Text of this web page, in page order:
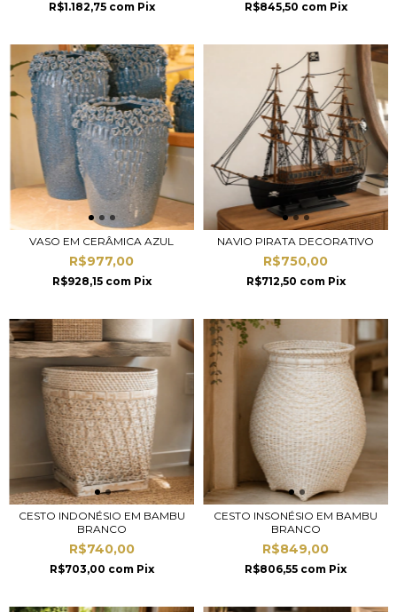
R$1.182,75 com Pix R$845,50 com Pix
VASO EM CERÂMICA AZUL
R$977,00
R$928,15 com Pix
NAVIO PIRATA DECORATIVO
R$750,00
R$712,50 com Pix
CESTO INDONÉSIO EM BAMBU
BRANCO
R$740,00
R$703,00 com Pix
CESTO INSONÉSIO EM BAMBU
BRANCO
R$849,00
R$806,55 com Pix